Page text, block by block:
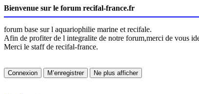
Bienvenue sur le forum recifal-france.fr
forum base sur l aquariophilie marine et recifale.
Afin de profiter de l integralite de notre forum,merci de vous
Merci le staff de recifal-france.